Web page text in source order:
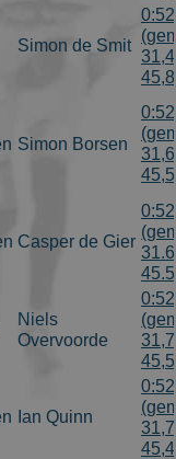
Simon de Smit
Simon Borsen
Casper de Gier
Niels
Overvoorde
Ian Quinn